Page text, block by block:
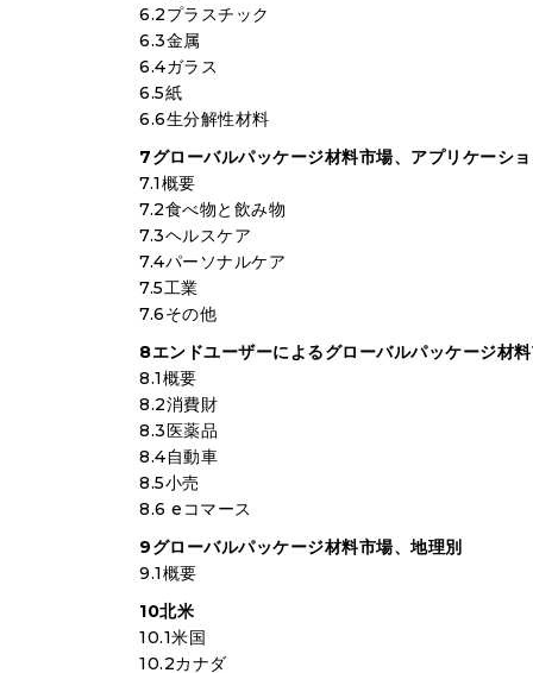
6.2プラスチック
6.3金属
6.4ガラス
6.5紙
6.6生分解性材料
7グローバルパッケージ材料市場、アプリケーシ
7.1概要
7.2食べ物と飲み物
7.3ヘルスケア
7.4パーソナルケア
7.5工業
7.6その他
8エンドユーザーによるグローバルパッケージ材
8.1概要
8.2消費財
8.3医薬品
8.4自動車
8.5小売
8.6 eコマース
9グローバルパッケージ材料市場、地理別
9.1概要
10北米
10.1米国
10.2カナダ